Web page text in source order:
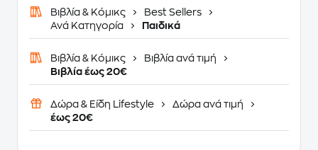
Βιβλία & Κόμικς
Best Sellers
Ανά Κατηγορία
Παιδικά
Βιβλία & Κόμικς
Βιβλία ανά τιμή
Βιβλία έως 20€
Δώρα & Είδη Lifestyle
Δώρα ανά τιμή
έως 20€